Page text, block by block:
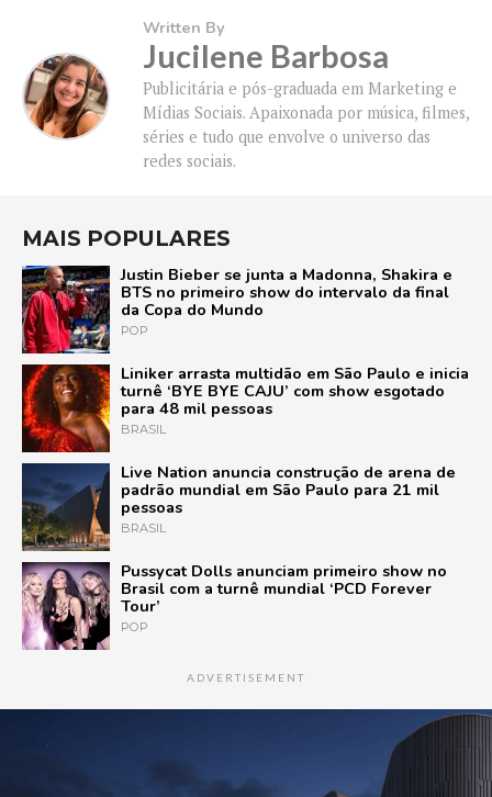
Written By
Jucilene Barbosa
Publicitária e pós-graduada em Marketing e
Mídias Sociais. Apaixonada por música, filmes,
séries e tudo que envolve o universo das
redes sociais.
MAIS POPULARES
Justin Bieber se junta a Madonna, Shakira e
BTS no primeiro show do intervalo da final
da Copa do Mundo
POP
Liniker arrasta multidão em São Paulo e inicia
turnê ‘BYE BYE CAJU’ com show esgotado
para 48 mil pessoas
BRASIL
Live Nation anuncia construção de arena de
padrão mundial em São Paulo para 21 mil
pessoas
BRASIL
Pussycat Dolls anunciam primeiro show no
Brasil com a turnê mundial ‘PCD Forever
Tour’
POP
ADVERTISEMENT